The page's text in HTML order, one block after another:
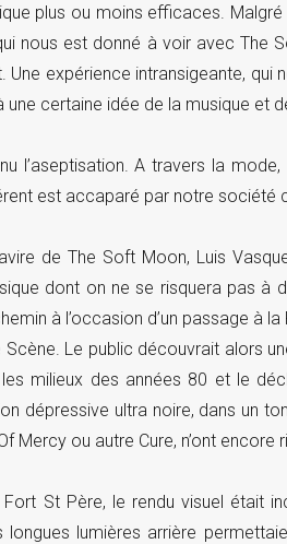
plus ou moins efficaces.
nous est donné à voir avec The
Une expérience intransigeante,
certaine idée de la musique et
l’aseptisation. A travers la
est accaparé par notre société
de The Soft Moon, Luis
dont on ne se risquera pas à
à l’occasion d’un passage à
Le public découvrait alors
milieux des années 80 et le
dépressive ultra noire, dans un
Mercy ou autre Cure, n’ont encore
St Père, le rendu visuel était
lumières arrière